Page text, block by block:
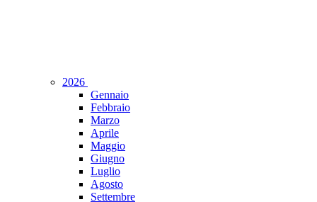
2026
Gennaio
Febbraio
Marzo
Aprile
Maggio
Giugno
Luglio
Agosto
Settembre